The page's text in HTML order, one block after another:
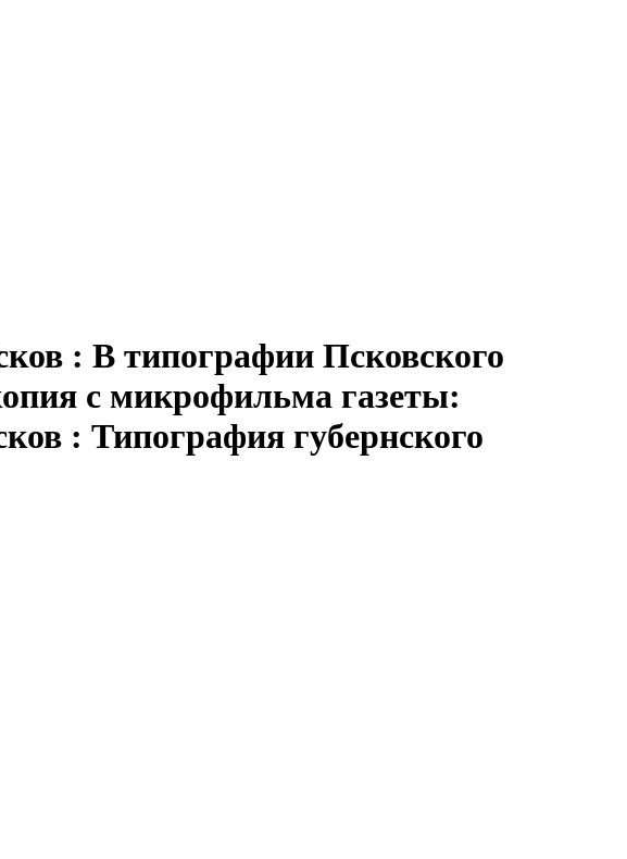
: В типографии Псковского
с микрофильма газеты:
: Типография губернского